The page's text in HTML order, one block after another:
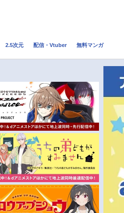
トレンド 無
秋アニメ
冬アニメ
2.5次元 配信・Vtuber 無料マンガ